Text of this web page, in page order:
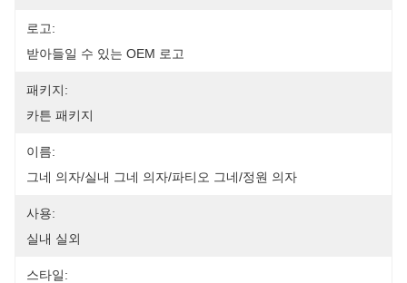
로고:
받아들일 수 있는 OEM 로고
패키지:
카튼 패키지
이름:
그네 의자/실내 그네 의자/파티오 그네/정원 의자
사용:
실내 실외
스타일: